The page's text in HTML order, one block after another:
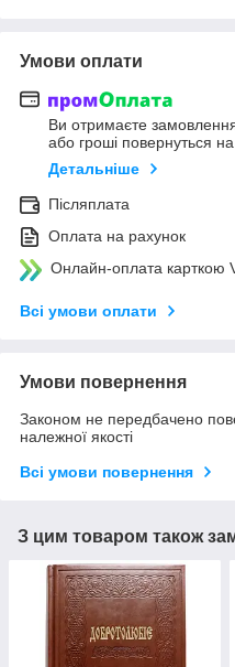
Умови оплати
Ви отримаєте
або гроші повернуться
Детальніше
Післяплата
Оплата на рахунок
Онлайн-оплата карткою
Всі умови оплати
Умови повернення
Законом не передбачено
належної якості
Всі умови повернення
З цим товаром також